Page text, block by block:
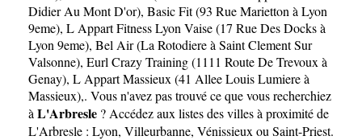
Didier Au Mont D'or), Basic Fit (93 Rue Marietton à Lyon
9eme), L Appart Fitness Lyon Vaise (17 Rue Des Docks à
Lyon 9eme), Bel Air (La Rotodiere à Saint Clement Sur
Valsonne), Eurl Crazy Training (1111 Route De Trevoux à
Genay), L Appart Massieux (41 Allee Louis Lumiere à
Massieux),. Vous n'avez pas trouvé ce que vous recherchiez
à L'Arbresle ? Accédez aux listes des villes à proximité de
L'Arbresle : Lyon, Villeurbanne, Vénissieux ou Saint-Priest.